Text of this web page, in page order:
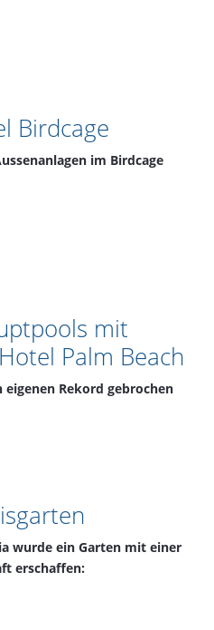
Birdcage
im Birdcage
mit
Palm Beach
Rekord gebrochen
wurde ein Garten mit einer
erschaffen: